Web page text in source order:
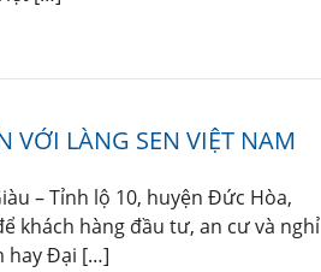
LÀNG SEN VIỆT NAM
– Tỉnh lộ 10, huyện Đức Hòa,
khách hàng đầu tư, an cư và nghỉ
hay Đại […]